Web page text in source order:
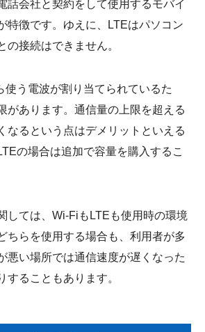
話会社と契約をして使用するモバイ
特徴です。ゆえに、LTEはパソコン
の接続はできません。
使う電波が割り当てられているた
があります。通信量の上限を超える
なるという点はデメリットといえる
の場合は追加で容量を購入するこ
しては、Wi-FiもLTEも使用時の環境
ちらを使用する場合も、利用者が多
悪い場所では通信速度が遅くなった
することもあります。